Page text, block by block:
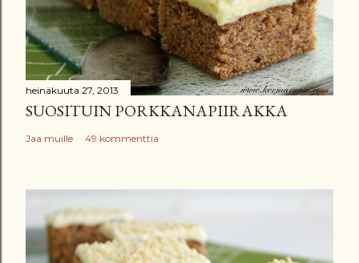
heinäkuuta 27, 2013
SUOSITUIN PORKKANAPIIRAKKA
Jaa muille 49 kommenttia